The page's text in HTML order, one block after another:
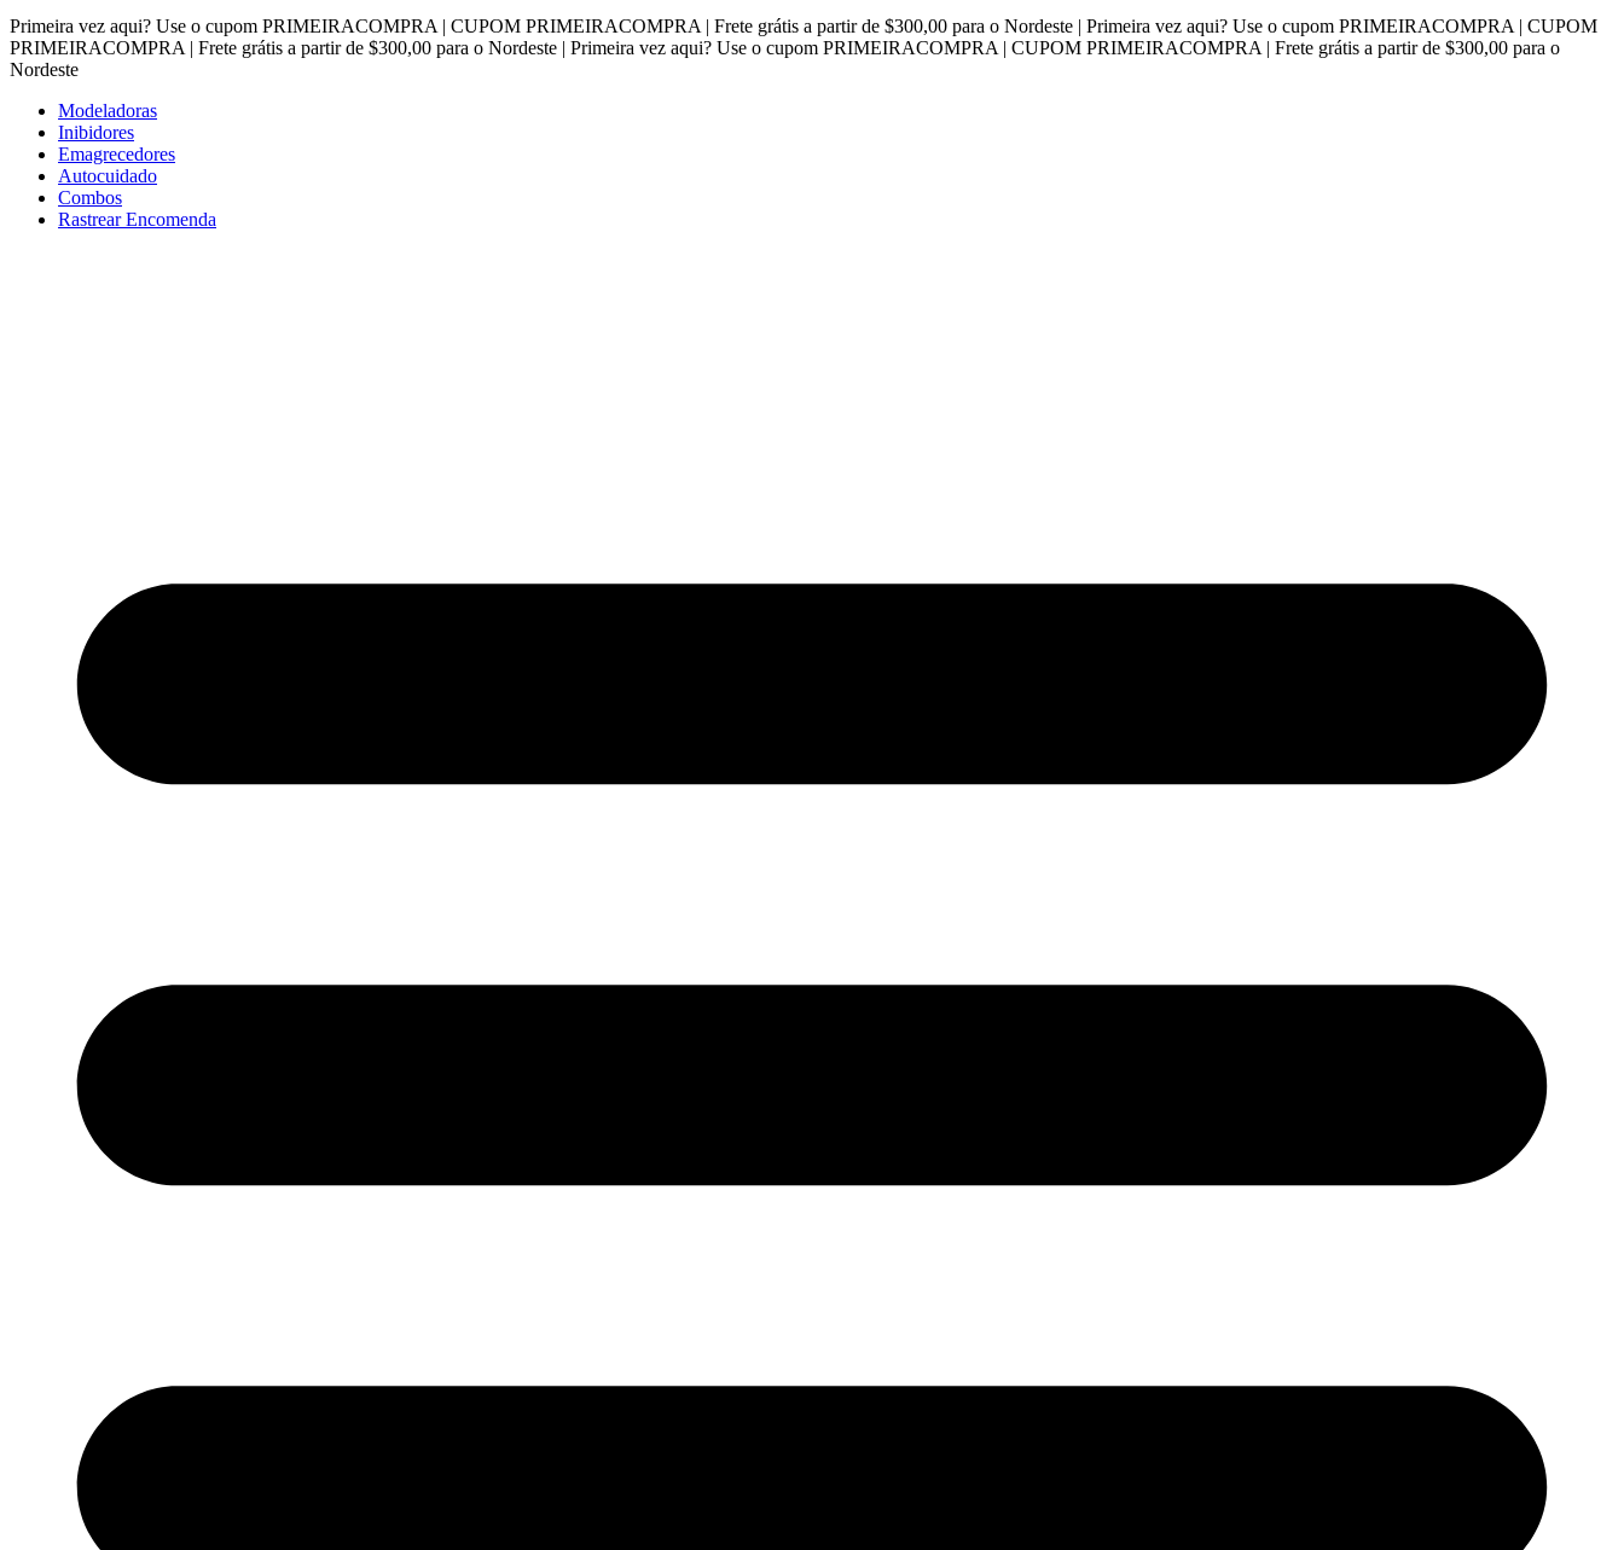
Ir
para
o
Primeira vez aqui? Use o cupom PRIMEIRACOMPRA | CUPOM PRIMEIRACOMPRA | Frete grátis a partir de $300,00 para o Nordeste | Primeira vez aqui? Use o cupom PRIMEIRACOMPRA | CUPOM
PRIMEIRACOMPRA | Frete grátis a partir de $300,00 para o Nordeste | Primeira vez aqui? Use o cupom PRIMEIRACOMPRA | CUPOM PRIMEIRACOMPRA | Frete grátis a partir de $300,00 para o
Nordeste
Modeladoras
Inibidores
Emagrecedores
Autocuidado
Combos
Rastrear Encomenda